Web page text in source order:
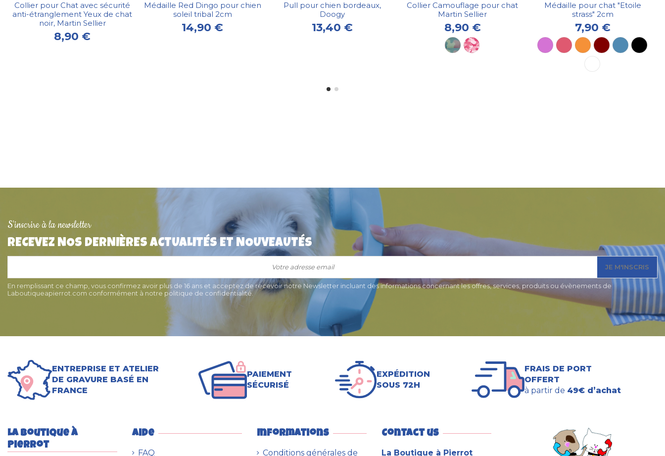
Collier pour Chat avec sécurité
anti-étranglement Yeux de chat
noir, Martin Sellier
8,90 €
Médaille Red Dingo pour chien
soleil tribal 2cm
14,90 €
Pull pour chien bordeaux,
Doogy
13,40 €
Collier Camouflage pour chat
Martin Sellier
8,90 €
Médaille pour chat "Etoile
strass" 2cm
7,90 €
Médaille pour chien "Patte
Collier pour chien "Bandana"
Harnais pour chien
réfléchissant "Easy safe" Bobby
19,50 €
S'inscrire à la newsletter
RECEVEZ NOS DERNIÈRES ACTUALITÉS ET NOUVEAUTÉS
JE M'INSCRIS
En remplissant ce champ, vous confirmez avoir plus de 16 ans et acceptez de recevoir notre Newsletter incluant des informations concernant les offres, services, produits ou évènements de
Laboutiqueapierrot.com conformément à notre politique de confidentialité.
ENTREPRISE ET ATELIER
DE GRAVURE BASÉ EN
FRANCE
PAIEMENT
SÉCURISÉ
EXPÉDITION
SOUS 72H
FRAIS DE PORT
OFFERT
à partir de 49€ d’achat
La boutique à
Pierrot
Aide
FAQ
Informations
Conditions générales de
Contact us
La Boutique à Pierrot